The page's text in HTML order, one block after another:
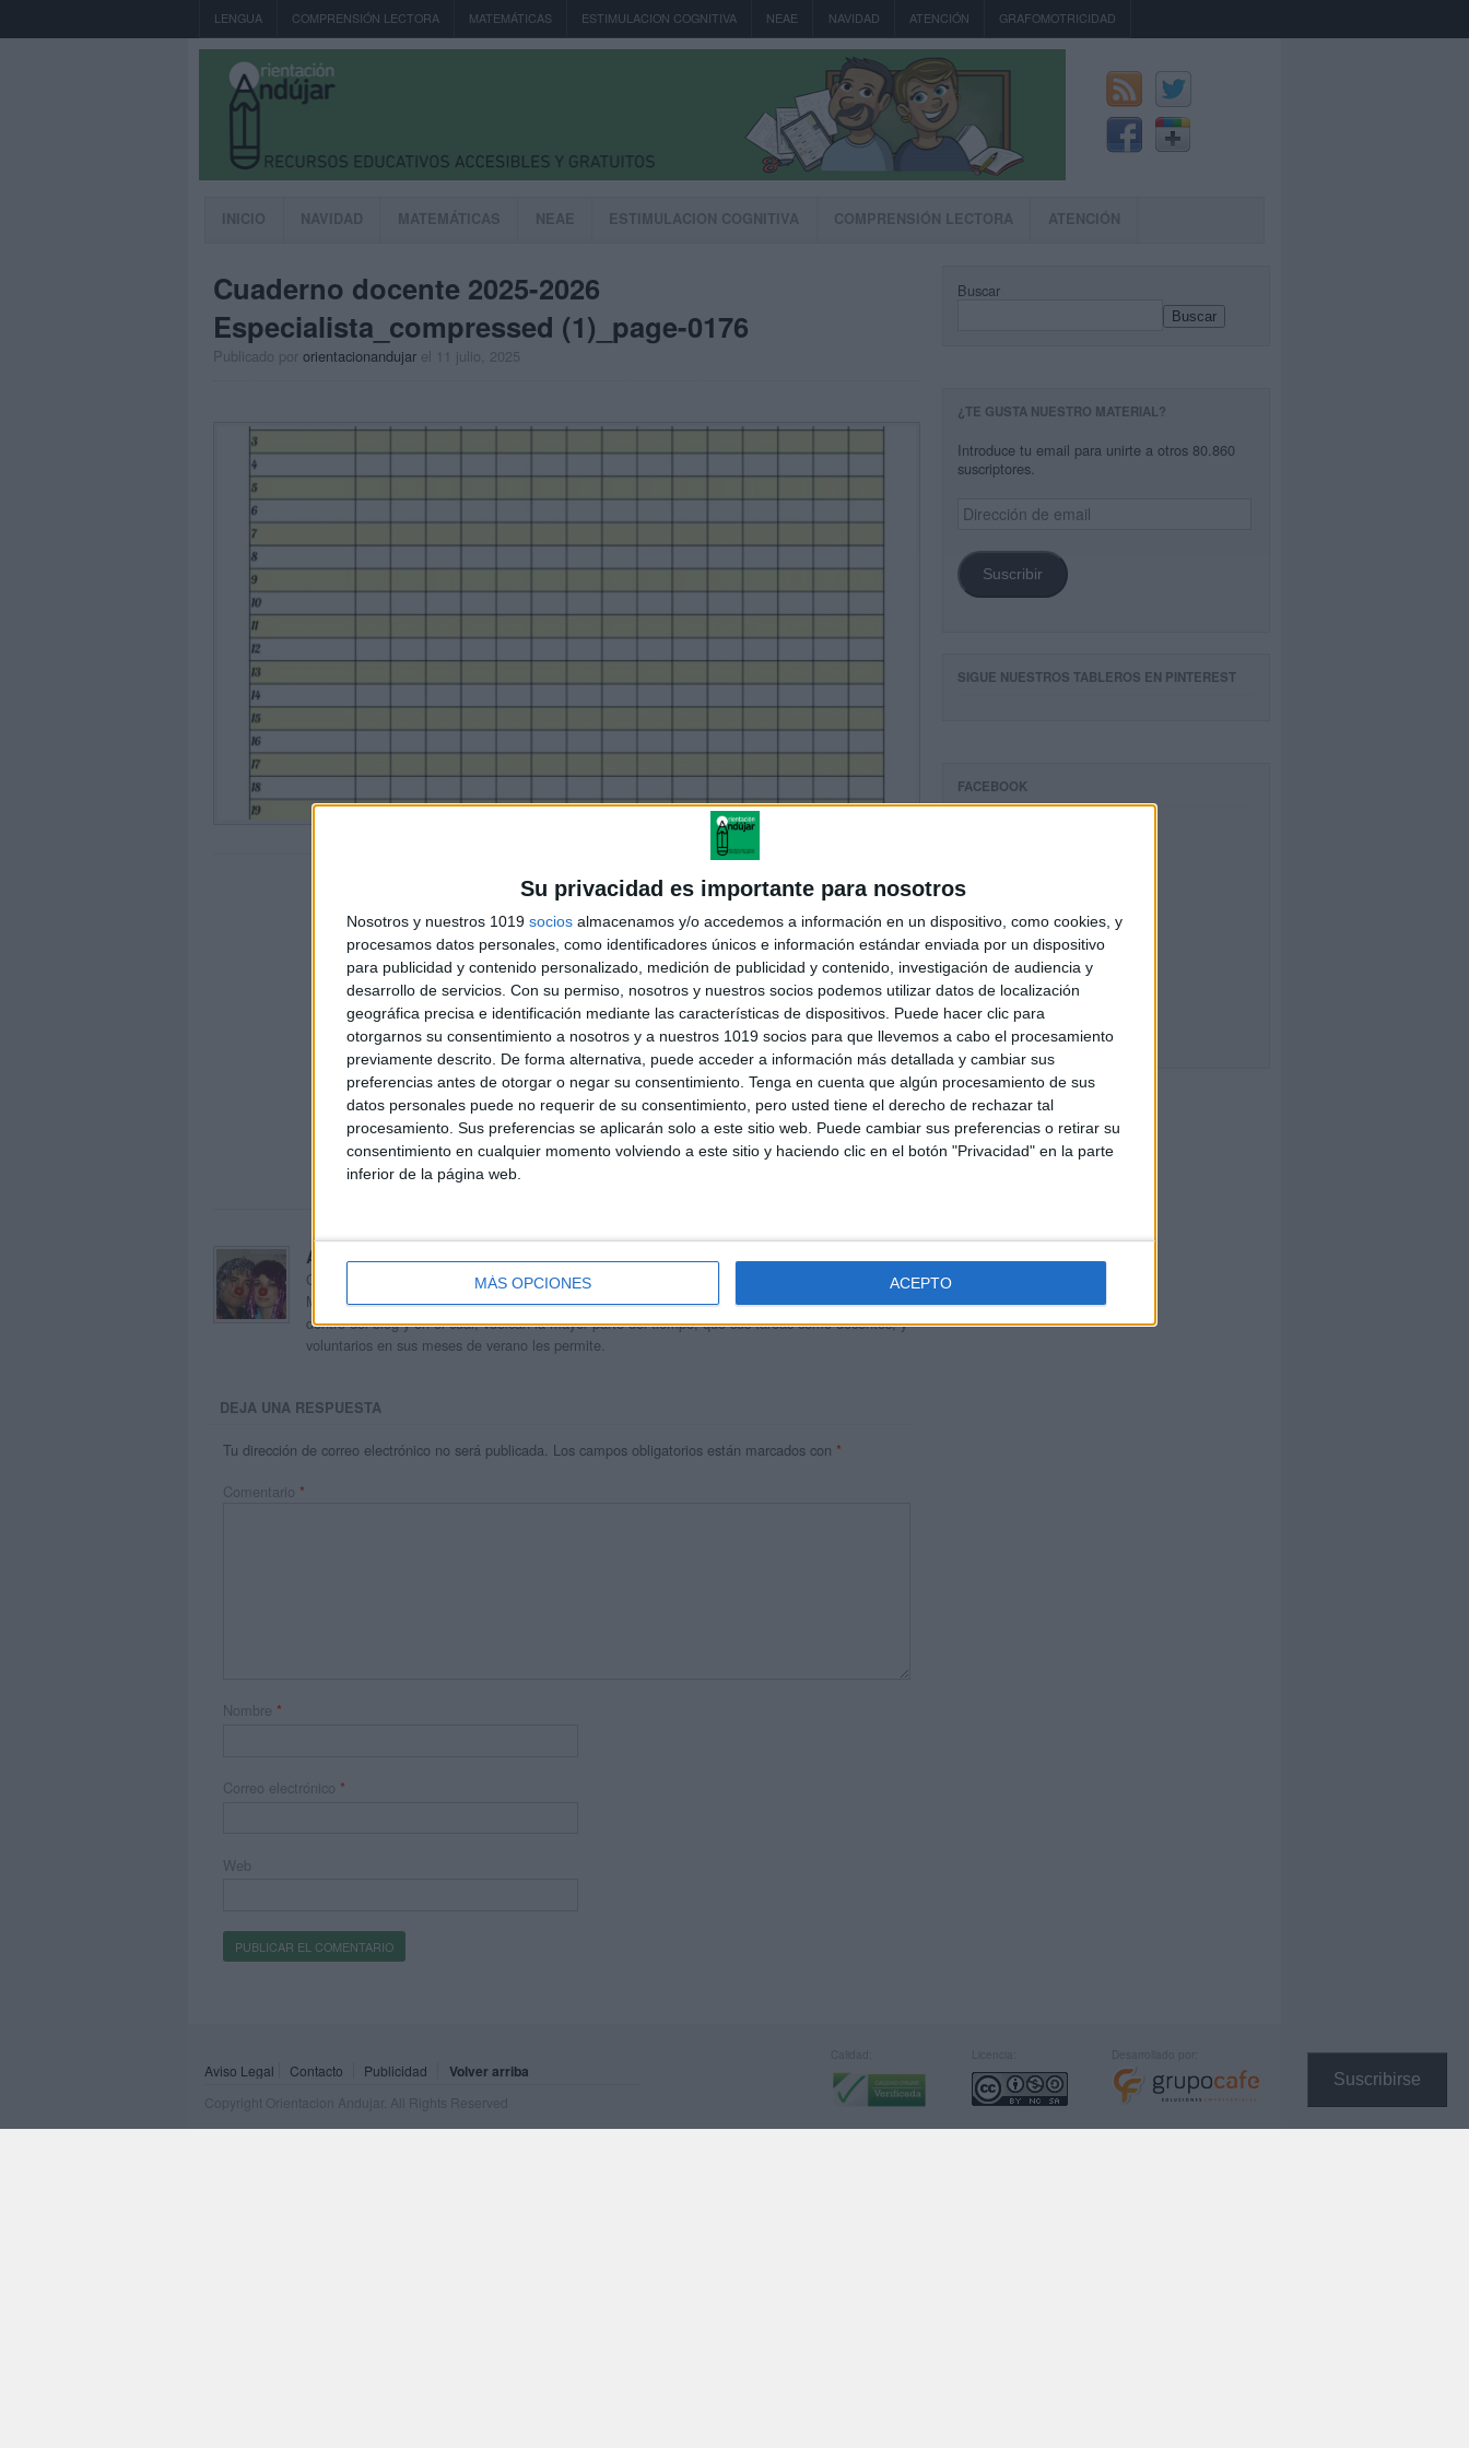
Su privacidad es importante para nosotros
Nosotros y nuestros 1019 socios almacenamos y/o accedemos a información en un dispositivo, como cookies, y
procesamos datos personales, como identificadores únicos e información estándar enviada por un dispositivo
para publicidad y contenido personalizado, medición de publicidad y contenido, investigación de audiencia y
desarrollo de servicios. Con su permiso, nosotros y nuestros socios podemos utilizar datos de localización
geográfica precisa e identificación mediante las características de dispositivos. Puede hacer clic para
otorgarnos su consentimiento a nosotros y a nuestros 1019 socios para que llevemos a cabo el procesamiento
previamente descrito. De forma alternativa, puede acceder a información más detallada y cambiar sus
preferencias antes de otorgar o negar su consentimiento. Tenga en cuenta que algún procesamiento de sus
datos personales puede no requerir de su consentimiento, pero usted tiene el derecho de rechazar tal
procesamiento. Sus preferencias se aplicarán solo a este sitio web. Puede cambiar sus preferencias o retirar su
consentimiento en cualquier momento volviendo a este sitio y haciendo clic en el botón "Privacidad" en la parte
inferior de la página web.
MÁS OPCIONES ACEPTO
Suscribirse
LENGUA COMPRENSIÓN LECTORA MATEMÁTICAS ESTIMULACION COGNITIVA NEAE NAVIDAD ATENCIÓN GRAFOMOTRICIDAD
INICIO NAVIDAD MATEMÁTICAS NEAE ESTIMULACION COGNITIVA COMPRENSIÓN LECTORA ATENCIÓN
Cuaderno docente 2025-2026
Especialista_compressed (1)_page-0176
Publicado por orientacionandujar el 11 julio, 2025
Acerca de orientacionandujar
Orientación Andújar no es solo un blog, es la apuesta personal de dos profesores Ginés y
Maribel, que además de ser pareja, son los encargados de los contenidos que encontramos
dentro del blog y en el cual, vuelcan la mayor parte del tiempo, que sus tareas como docentes, y
voluntarios en sus meses de verano les permite.
DEJA UNA RESPUESTA
Tu dirección de correo electrónico no será publicada. Los campos obligatorios están marcados con *
Comentario *
Nombre *
Correo electrónico *
Web
Buscar
Buscar
¿TE GUSTA NUESTRO MATERIAL?
Introduce tu email para unirte a otros 80.860
suscriptores.
Dirección
de
Suscribir
SIGUE NUESTROS TABLEROS EN PINTEREST
FACEBOOK
Aviso Legal Contacto Publicidad Volver arriba